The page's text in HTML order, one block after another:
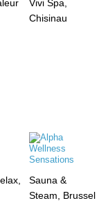
Vivi Spa,
Chisinau
Sauna &
Steam, Brussel